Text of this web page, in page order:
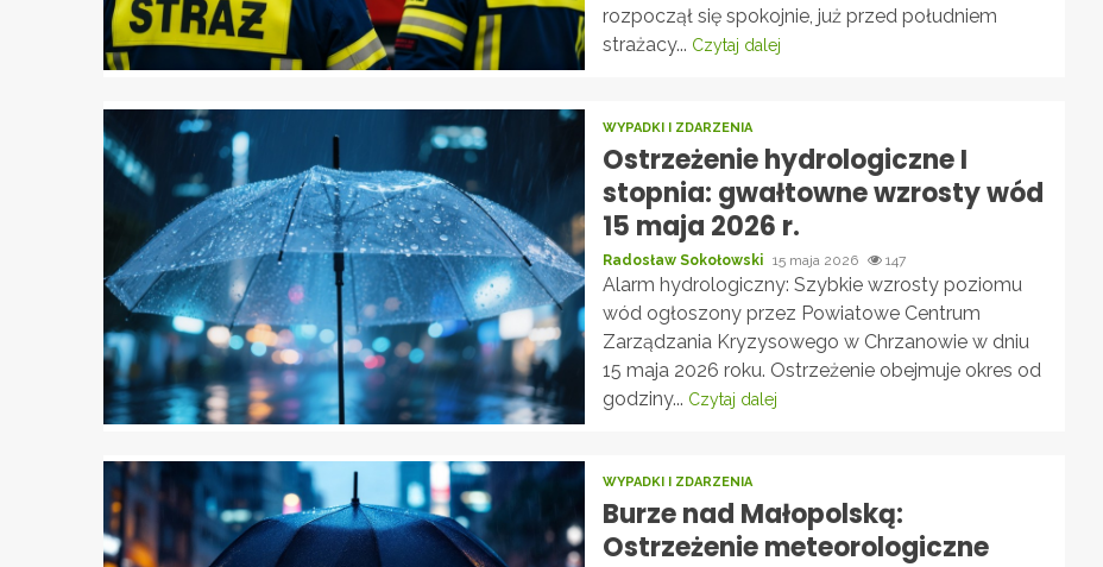
rozpoczął się spokojnie, już przed południem
strażacy... Czytaj dalej
WYPADKI I ZDARZENIA
Ostrzeżenie hydrologiczne I
stopnia: gwałtowne wzrosty wód
15 maja 2026 r.
Radosław Sokołowski 15 maja 2026 147
Alarm hydrologiczny: Szybkie wzrosty poziomu
wód ogłoszony przez Powiatowe Centrum
Zarządzania Kryzysowego w Chrzanowie w dniu
15 maja 2026 roku. Ostrzeżenie obejmuje okres od
godziny... Czytaj dalej
WYPADKI I ZDARZENIA
Burze nad Małopolską:
Ostrzeżenie meteorologiczne